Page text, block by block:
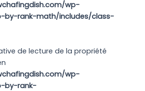
wp-
by-rank-math/includes/class-
de lecture de la propriété
wp-
by-rank-